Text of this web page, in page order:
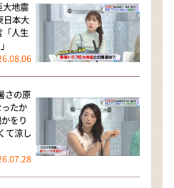
大地震
日本大
人生
さの原
たか
をり
て涼し